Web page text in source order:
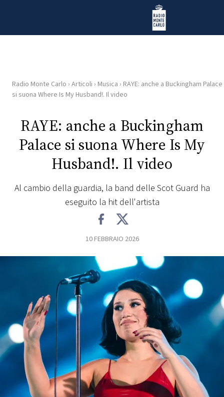
Radio Monte Carlo
HOME
RADIO
WEB
PLAYLIST
EVENTI
VIDEO
TV
PRINCIPATO
Radio Monte Carlo › Articoli › Musica › RAYE: anche a Buckingham Palace
si suona Where Is My Husband!. Il video
RAYE: anche a Buckingham
Palace si suona Where Is My
Husband!. Il video
Al cambio della guardia, la band delle Scot Guard ha
eseguito la hit dell'artista
10 FEBBRAIO 2026